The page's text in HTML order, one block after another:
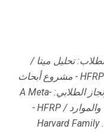
تحليل ميتا /
تصفح منشوراتنا / المنشورات والموارد / HFRP - مشروع أبحاث
المشاركة الأبوية والإنجاز الطلابي: A Meta-
Analysis / تصفح منشوراتنا / المنشورات والموارد / HFRP -
Harvard Family